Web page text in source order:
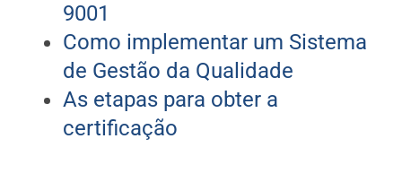
9001
Como implementar um Sistema
de Gestão da Qualidade
As etapas para obter a
certificação